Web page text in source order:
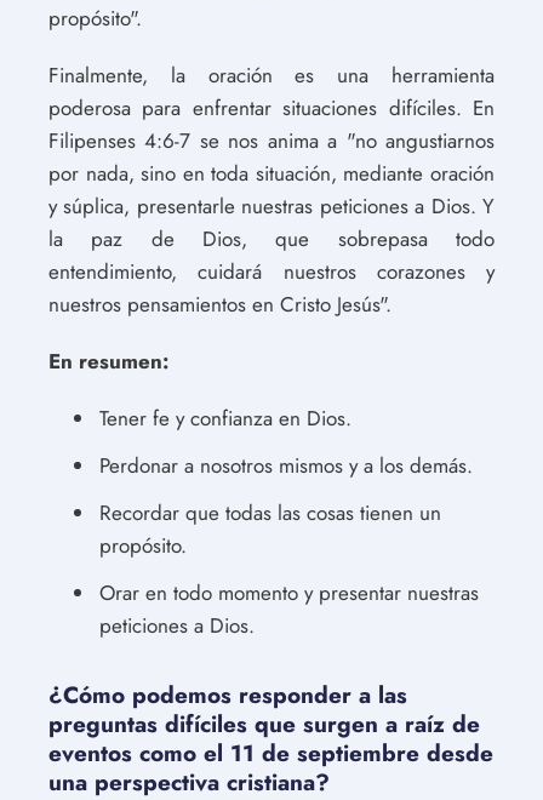
propósito".
Finalmente, la oración es una herramienta
poderosa para enfrentar situaciones difíciles. En
Filipenses 4:6-7 se nos anima a "no angustiarnos
por nada, sino en toda situación, mediante oración
y súplica, presentarle nuestras peticiones a Dios. Y
la paz de Dios, que sobrepasa todo
entendimiento, cuidará nuestros corazones y
nuestros pensamientos en Cristo Jesús".
En resumen:
Tener fe y confianza en Dios.
Perdonar a nosotros mismos y a los demás.
Recordar que todas las cosas tienen un
propósito.
Orar en todo momento y presentar nuestras
peticiones a Dios.
¿Cómo podemos responder a las
preguntas difíciles que surgen a raíz de
eventos como el 11 de septiembre desde
una perspectiva cristiana?